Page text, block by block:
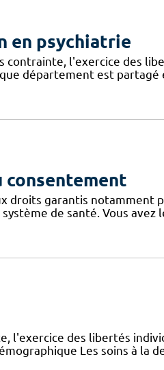
en psychiatrie
contrainte, l'exercice des
département est
consentement
droits garantis notamment
de santé. Vous avez
l'exercice des libertés
Les soins à la